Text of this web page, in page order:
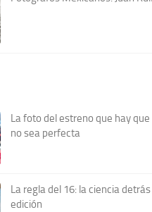
La foto del estreno que hay
no sea perfecta
La regla del 16: la ciencia
edición